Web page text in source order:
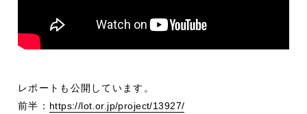
レポートも公開しています。
前半： https://lot.or.jp/project/13927/